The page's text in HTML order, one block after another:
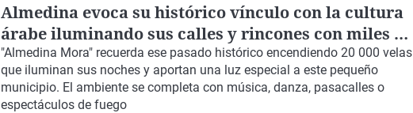
Almedina evoca su histórico vínculo con la cultura
árabe iluminando sus calles y rincones con miles de
velas
"Almedina Mora" recuerda ese pasado histórico encendiendo 20 000 velas
que iluminan sus noches y aportan una luz especial a este pequeño
municipio. El ambiente se completa con música, danza, pasacalles o
espectáculos de fuego